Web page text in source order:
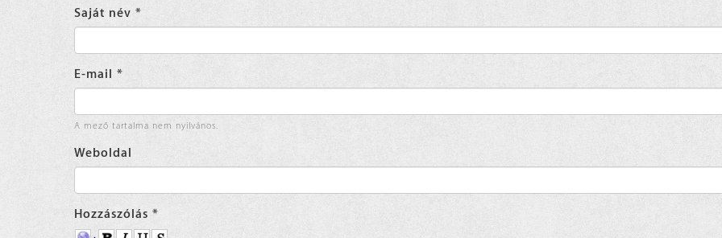
Saját név *
E-mail *
A mező tartalma nem nyilvános.
Weboldal
Hozzászólás *